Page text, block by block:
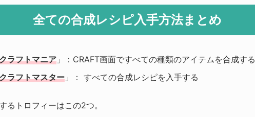
全ての合成レシピ入手方法まとめ
ラフトマニア 」：CRAFT画面ですべての種類のアイテムを合成する
ラフトマスター 」： すべての合成レシピを入手する
るトロフィーはこの2つ。